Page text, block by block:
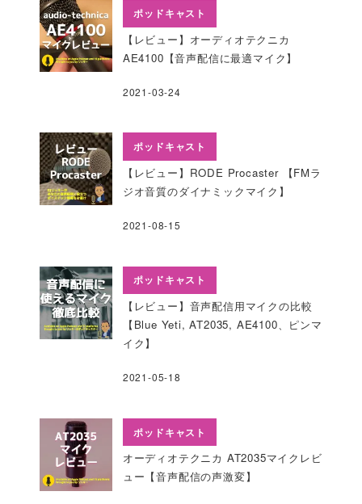
ポッドキャスト
【レビュー】オーディオテクニカ
AE4100【音声配信に最適マイク】
2021-03-24
ポッドキャスト
【レビュー】RODE Procaster 【FMラ
ジオ音質のダイナミックマイク】
2021-08-15
ポッドキャスト
【レビュー】音声配信用マイクの比較
【Blue Yeti, AT2035, AE4100、ピンマ
イク】
2021-05-18
ポッドキャスト
オーディオテクニカ AT2035マイクレビ
ュー【音声配信の声激変】